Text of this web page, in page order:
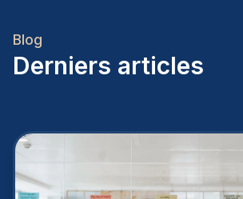
Blog
Derniers articles